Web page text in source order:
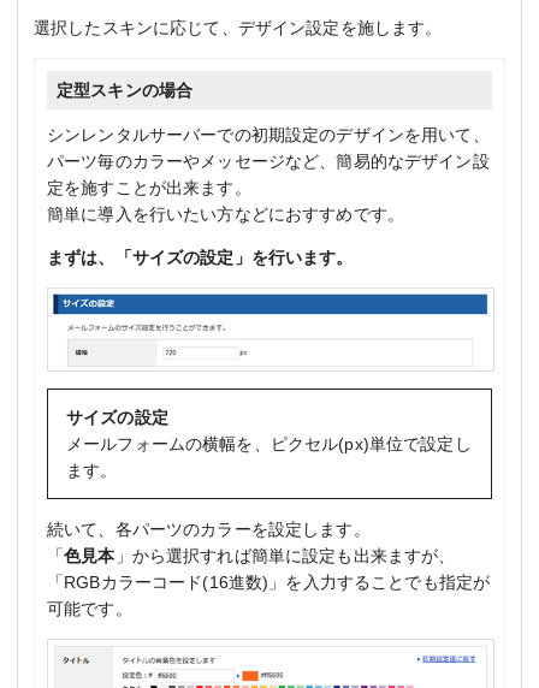
選択したスキンに応じて、デザイン設定を施します。
定型スキンの場合
シンレンタルサーバーでの初期設定のデザインを用いて、
パーツ毎のカラーやメッセージなど、簡易的なデザイン設
定を施すことが出来ます。
簡単に導入を行いたい方などにおすすめです。
まずは、「サイズの設定」を行います。
サイズの設定
メールフォームの横幅を、ピクセル(px)単位で設定し
ます。
続いて、各パーツのカラーを設定します。
「色見本 」から選択すれば簡単に設定も出来ますが、
「RGBカラーコード(16進数)」を入力することでも指定が
可能です。